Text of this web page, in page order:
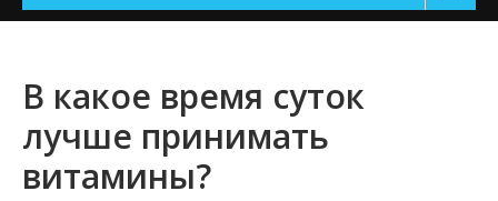
ь
В какое время суток
лучше принимать
витамины?